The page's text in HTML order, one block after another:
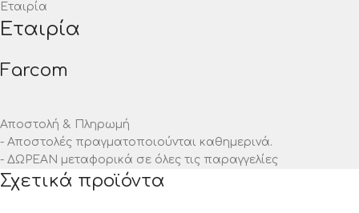
Εταιρία
Εταιρία
Farcom
Αποστολή & Πληρωμή
- Αποστολές πραγματοποιούνται καθημερινά.
- ΔΩΡΕΑΝ μεταφορικά σε όλες τις παραγγελίες
Σχετικά προϊόντα